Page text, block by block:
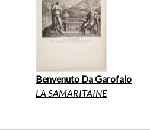
Benvenuto Da Garofalo
LA SAMARITAINE